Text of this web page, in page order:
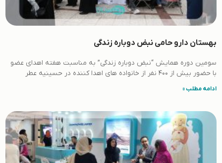
بهستان دارو حامی نبض دوباره زندگی
سومین دوره همایش “نبض دوباره زندگی” به مناسبت هفته اهدای عضو
با حضور بیش از 400 نفر از خانواده های اهدا کننده در حسینیه عطر
ادامه مطلب »